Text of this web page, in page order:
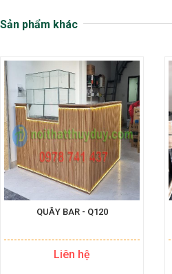
Sản phẩm khác
QUẦY BAR - Q120
Liên hệ